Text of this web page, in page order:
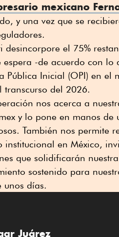
mexicano
y una vez que se
desincorpore el 75%
espera -de acuerdo con
Pública Inicial (OPI) en el
transcurso del 2026.
nos acerca a
y lo pone en manos de
También nos permite
institucional en México,
que solidificarán
sostenido para
unos días.
Juárez